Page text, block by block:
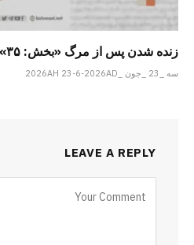
زنده شدن پس از مرگ «بخش: ۳۵»
سه _23 _جون _2026AH 23-6-2026AD
LEAVE A REPLY